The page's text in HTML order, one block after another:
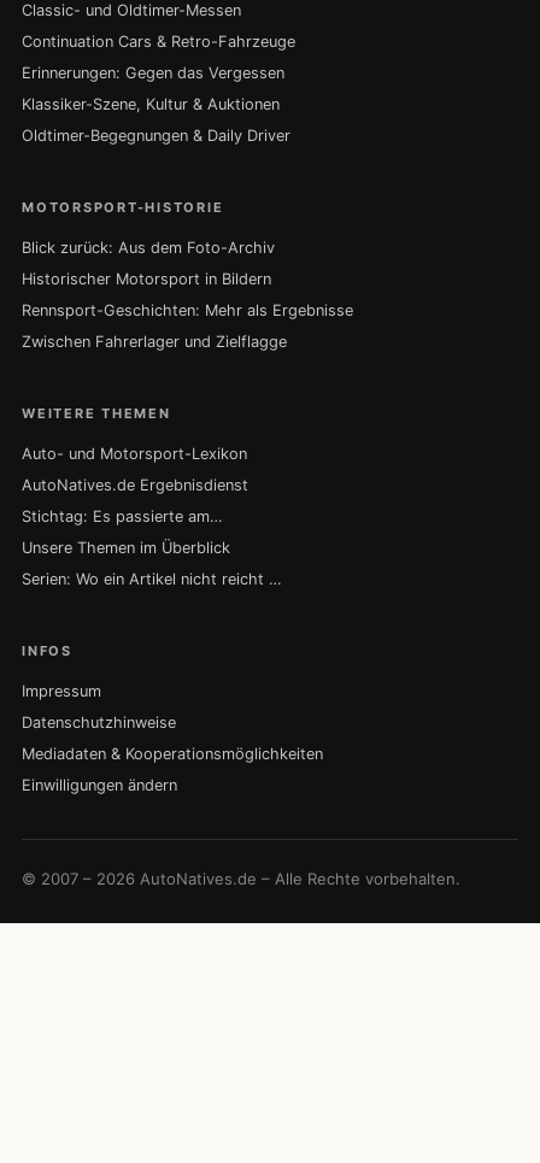
Classic- und Oldtimer-Messen
Continuation Cars & Retro-Fahrzeuge
Erinnerungen: Gegen das Vergessen
Klassiker-Szene, Kultur & Auktionen
Oldtimer-Begegnungen & Daily Driver
MOTORSPORT-HISTORIE
Blick zurück: Aus dem Foto-Archiv
Historischer Motorsport in Bildern
Rennsport-Geschichten: Mehr als Ergebnisse
Zwischen Fahrerlager und Zielflagge
WEITERE THEMEN
Auto- und Motorsport-Lexikon
AutoNatives.de Ergebnisdienst
Stichtag: Es passierte am…
Unsere Themen im Überblick
Serien: Wo ein Artikel nicht reicht …
INFOS
Impressum
Datenschutzhinweise
Mediadaten & Kooperationsmöglichkeiten
Einwilligungen ändern
© 2007 – 2026 AutoNatives.de – Alle Rechte vorbehalten.